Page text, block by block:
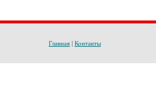
Главная | Контакты